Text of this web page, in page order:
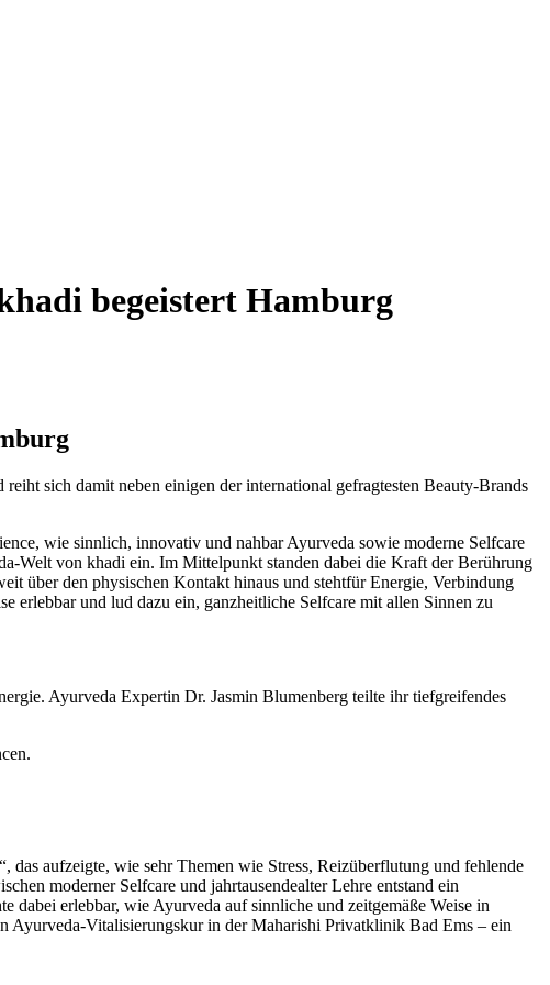
begeistert Hamburg
sich damit neben einigen der international gefragtesten Beauty-Brands
wie sinnlich, innovativ und nahbar Ayurveda sowie moderne Selfcare
Welt von khadi ein. Im Mittelpunkt standen dabei die Kraft der Berührung
über den physischen Kontakt hinaus und stehtfür Energie, Verbindung
erlebbar und lud dazu ein, ganzheitliche Selfcare mit allen Sinnen zu
Ayurveda Expertin Dr. Jasmin Blumenberg teilte ihr tiefgreifendes
aufzeigte, wie sehr Themen wie Stress, Reizüberflutung und fehlende
moderner Selfcare und jahrtausendealter Lehre entstand ein
dabei erlebbar, wie Ayurveda auf sinnliche und zeitgemäße Weise in
Ayurveda-Vitalisierungskur in der Maharishi Privatklinik Bad Ems – ein